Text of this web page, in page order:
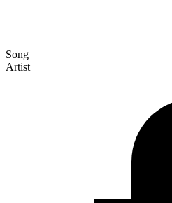
Song
Artist